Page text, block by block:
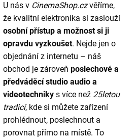
U nás v CinemaShop.czvěříme,
že kvalitní elektronika si zaslouží
osobní přístup a možnost si ji
opravdu vyzkoušet. Nejde jen o
objednání z internetu – náš
obchod je zároveň poslechové a
předváděcí studio audio a
videotechnikys více než 25letou
tradicí, kde si můžete zařízení
prohlédnout, poslechnout a
porovnat přímo na místě. To